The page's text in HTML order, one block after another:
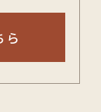
ら